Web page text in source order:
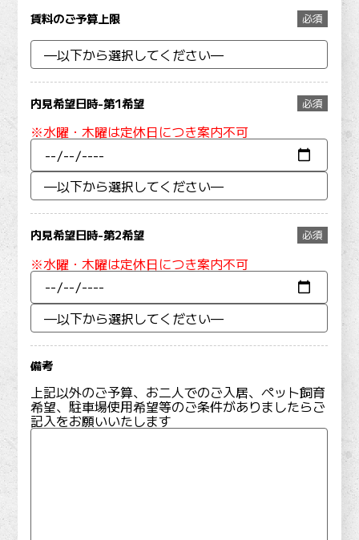
賃料のご予算上限 必須
内見希望日時-第1希望 必須
※水曜・木曜は定休日につき案内不可
内見希望日時-第2希望 必須
※水曜・木曜は定休日につき案内不可
備考
上記以外のご予算、お二人でのご入居、ペット飼育
希望、駐車場使用希望等のご条件がありましたらご
記入をお願いいたします